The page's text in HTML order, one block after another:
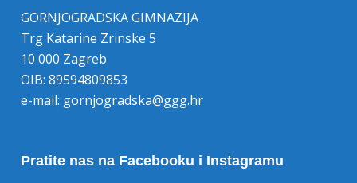
GORNJOGRADSKA GIMNAZIJA
Trg Katarine Zrinske 5
10 000 Zagreb
OIB: 89594809853
e-mail: gornjogradska@ggg.hr
Pratite nas na Facebooku i Instagramu